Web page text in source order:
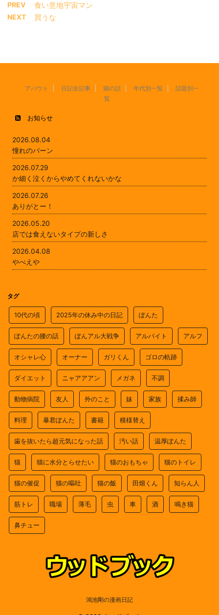
PREV 食い意地宇宙マン
NEXT 買うな
アバウト 日記全記事 猫の話 年代別一覧
話題別一
覧
お知らせ
2026.08.04
憧れのバーン
2026.07.29
か細く泣くからやめてくれないかな
2026.07.26
ありがとー！
2026.05.20
店では食えないタイプの新しさ
2026.04.08
やべえや
タグ
10代の頃 2025年の休み中の日記 ぽんた
ぽんたの腰の話 ぽんアル大戦争 アルバイト アルフ
オシャレ心 オーナー ガリくん ゴロの軌跡
ダイエット ニャアアアン メガネ 不調
動物病院 友人 外のこと 妹 家族 揉み師
料理 暴君ぽんた 書籍 模様替え
歯を抜いたら超元気になった話 汚い話 温厚ぽんた
猫 猫に水分とらせたい 猫のおもちゃ 猫のトイレ
猫の催促 猫の嘔吐 猫の飯 田畑くん 知らん人
筋トレ 職場 薄毛 虫 車 酒 鳴き猫
鼻チュー
鴻池剛の漫画日記